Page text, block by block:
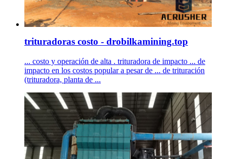
trituradoras costo - drobilkamining.top
... costo y operación de alta . trituradora de impacto ... de
impacto en los costos popular a pesar de ... de trituración
(trituradora, planta de ...